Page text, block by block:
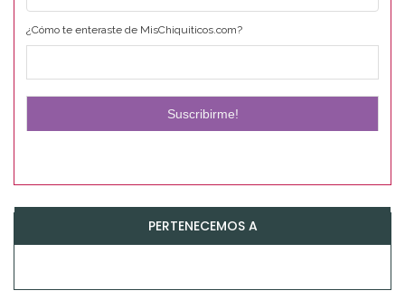
¿Cómo te enteraste de MisChiquiticos.com?
PERTENECEMOS A